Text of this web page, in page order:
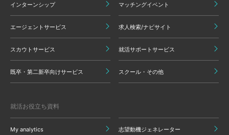
インターンシップ マッチングイベント
エージェントサービス 求人検索/ナビサイト
スカウトサービス 就活サポートサービス
既卒・第二新卒向けサービス スクール・その他
就活お役立ち資料
My analytics 志望動機ジェネレーター